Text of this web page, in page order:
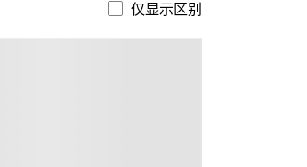
仅显示区别